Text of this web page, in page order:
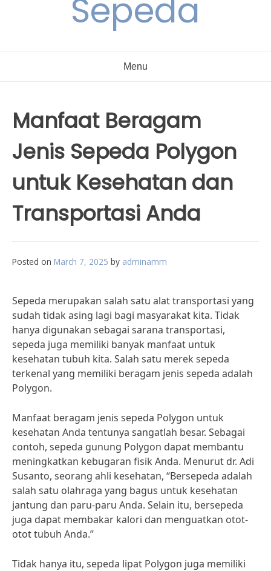
Sepeda
Menu
Manfaat Beragam
Jenis Sepeda Polygon
untuk Kesehatan dan
Transportasi Anda
Posted on March 7, 2025 by adminamm
Sepeda merupakan salah satu alat transportasi yang
sudah tidak asing lagi bagi masyarakat kita. Tidak
hanya digunakan sebagai sarana transportasi,
sepeda juga memiliki banyak manfaat untuk
kesehatan tubuh kita. Salah satu merek sepeda
terkenal yang memiliki beragam jenis sepeda adalah
Polygon.
Manfaat beragam jenis sepeda Polygon untuk
kesehatan Anda tentunya sangatlah besar. Sebagai
contoh, sepeda gunung Polygon dapat membantu
meningkatkan kebugaran fisik Anda. Menurut dr. Adi
Susanto, seorang ahli kesehatan, “Bersepeda adalah
salah satu olahraga yang bagus untuk kesehatan
jantung dan paru-paru Anda. Selain itu, bersepeda
juga dapat membakar kalori dan menguatkan otot-
otot tubuh Anda.”
Tidak hanya itu, sepeda lipat Polygon juga memiliki